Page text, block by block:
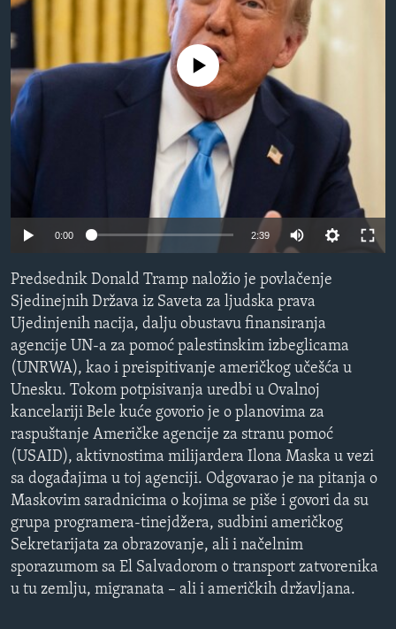
Auto 240p 360p 480p
720p 1080p
No media source currently available
0:00 2:39
480p
1080p
Predsednik Donald Tramp naložio je povlačenje
Sjedinejnih Država iz Saveta za ljudska prava
Ujedinjenih nacija, dalju obustavu finansiranja
agencije UN-a za pomoć palestinskim izbeglicama
(UNRWA), kao i preispitivanje američkog učešća u
Unesku. Tokom potpisivanja uredbi u Ovalnoj
kancelariji Bele kuće govorio je o planovima za
raspuštanje Američke agencije za stranu pomoć
(USAID), aktivnostima milijardera Ilona Maska u vezi
sa događajima u toj agenciji. Odgovarao je na pitanja o
Maskovim saradnicima o kojima se piše i govori da su
grupa programera-tinejdžera, sudbini američkog
Sekretarijata za obrazovanje, ali i načelnim
sporazumom sa El Salvadorom o transport zatvorenika
u tu zemlju, migranata – ali i američkih državljana.